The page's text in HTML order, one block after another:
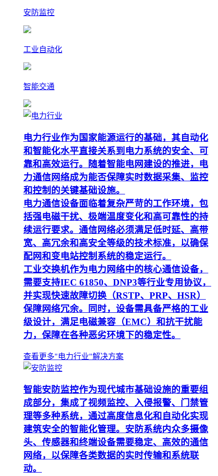
安防监控
工业自动化
智能交通
电力行业作为国家能源运行的基础，其自动化
和智能化水平直接关系到电力系统的安全、可
靠和高效运行。随着智能电网建设的推进，电
力通信网络成为能否保障实时数据采集、监控
和控制的关键基础设施。
电力通信设备面临着复杂严苛的工作环境，包
括强电磁干扰、极端温度变化和高可靠性的持
续运行要求。通信网络必须满足低时延、高带
宽、高冗余和高安全等级的技术标准，以确保
配网和变电站控制系统的稳定运行。
工业交换机作为电力网络中的核心通信设备，
需要支持IEC 61850、DNP3等行业专用协议，
并实现快速故障切换（RSTP、PRP、HSR）
保障网络冗余。同时，设备需具备严格的工业
级设计，满足电磁兼容（EMC）和抗干扰能
力，保障在各种恶劣环境下的稳定性。
查看更多"电力行业"解决方案
智能安防监控作为现代城市基础设施的重要组
成部分，集成了视频监控、入侵报警、门禁管
理等多种系统，通过高度信息化和自动化实现
建筑安全的智能化管理。安防系统内众多摄像
头、传感器和终端设备需要稳定、高效的通信
网络，以保障各类数据的实时传输和系统联
动。